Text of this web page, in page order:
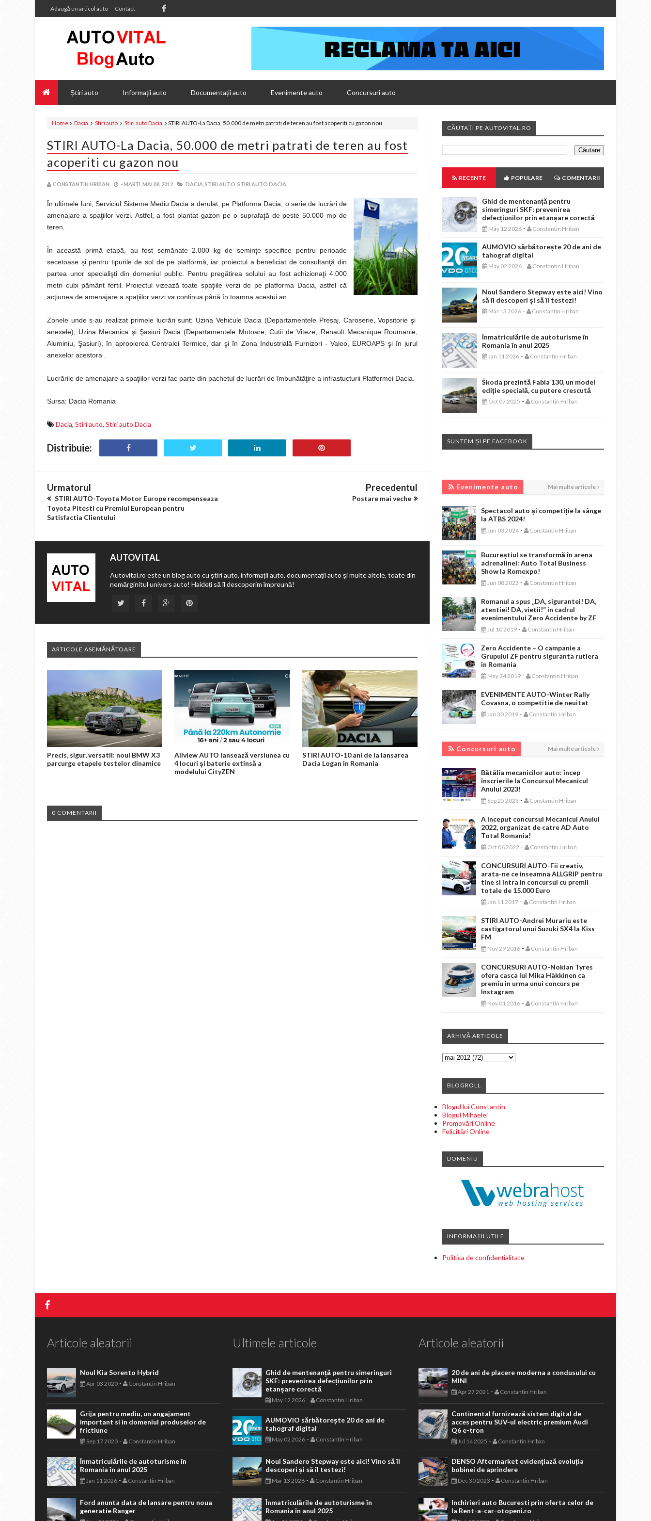
Adaugă un articol auto Contact
Știri auto Informații auto Documentații auto Evenimente auto Concursuri auto
Home Dacia Stiri auto Stiri auto Dacia STIRI AUTO-La Dacia, 50.000 de metri patrati de teren au fost acoperiti cu gazon nou
STIRI AUTO-La Dacia, 50.000 de metri patrati de teren au fost
acoperiti cu gazon nou
CONSTANTIN HRIBAN -MARȚI, MAI 08, 2012 DACIA, STIRI AUTO, STIRI AUTO DACIA,
În ultimele luni, Serviciul Sisteme Mediu Dacia a derulat, pe Platforma Dacia, o serie de lucrări de
amenajare a spaţiilor verzi. Astfel, a fost plantat gazon pe o suprafaţă de peste 50.000 mp de
teren.
În această primă etapă, au fost semănate 2.000 kg de seminţe specifice pentru perioade
secetoase şi pentru tipurile de sol de pe platformă, iar proiectul a beneficiat de consultanţă din
partea unor specialişti din domeniul public. Pentru pregătirea solului au fost achizionaţi 4.000
metri cubi pământ fertil. Proiectul vizează toate spaţiile verzi de pe platforma Dacia, astfel că
acţiunea de amenajare a spaţiilor verzi va continua până în toamna acestui an.
Zonele unde s-au realizat primele lucrări sunt: Uzina Vehicule Dacia (Departamentele Presaj, Caroserie, Vopsitorie şi
anexele), Uzina Mecanica şi Şasiuri Dacia (Departamentele Motoare, Cutii de Viteze, Renault Mecanique Roumanie,
Aluminiu, Şasiuri), în apropierea Centralei Termice, dar şi în Zona Industrială Furnizori - Valeo, EUROAPS şi în jurul
anexelor acestora .
Lucrările de amenajare a spaţiilor verzi fac parte din pachetul de lucrări de îmbunătăţire a infrastucturii Platformei Dacia.
Sursa: Dacia Romania
Dacia, Stiri auto, Stiri auto Dacia
Distribuie:
Urmatorul
STIRI AUTO-Toyota Motor Europe recompenseaza
Toyota Pitesti cu Premiul European pentru
Satisfactia Clientului
Precedentul
Postare mai veche
AUTOVITAL
Autovital.ro este un blog auto cu știri auto, informații auto, documentații auto și multe altele, toate din
nemărginitul univers auto! Haideți să îl descoperim împreună!
ARTICOLE ASEMĂNĂTOARE
Precis, sigur, versatil: noul BMW X3
parcurge etapele testelor dinamice
Allview AUTO lansează versiunea cu
4 locuri și baterie extinsă a
modelului CityZEN
STIRI AUTO-10 ani de la lansarea
Dacia Logan in Romania
0 COMENTARII
CĂUTAȚI PE AUTOVITAL.RO
RECENTE POPULARE COMENTARII
Ghid de mentenanță pentru
simeringuri SKF: prevenirea
defecțiunilor prin etanșare corectă
May 12 2026 - Constantin Hriban
AUMOVIO sărbătorește 20 de ani de
tahograf digital
May 02 2026 - Constantin Hriban
Noul Sandero Stepway este aici! Vino
să îl descoperi și să îl testezi!
Mar 13 2026 - Constantin Hriban
Înmatriculările de autoturisme în
Romania în anul 2025
Jan 11 2026 - Constantin Hriban
Škoda prezintă Fabia 130, un model
ediție specială, cu putere crescută
Oct 07 2025 - Constantin Hriban
SUNTEM ȘI PE FACEBOOK
Evenimente auto Mai multe articole
Spectacol auto și competiție la sânge
la ATBS 2024!
Jun 03 2024 - Constantin Hriban
Bucureștiul se transformă în arena
adrenalinei: Auto Total Business
Show la Romexpo!
Jun 08 2023 - Constantin Hriban
Romanul a spus „DA, sigurantei! DA,
atentiei! DA, vietii!” in cadrul
evenimentului Zero Accidente by ZF
Jul 10 2019 - Constantin Hriban
Zero Accidente – O campanie a
Grupului ZF pentru siguranta rutiera
in Romania
May 24 2019 - Constantin Hriban
EVENIMENTE AUTO-Winter Rally
Covasna, o competitie de neuitat
Jan 30 2019 - Constantin Hriban
Concursuri auto Mai multe articole
Bătălia mecanicilor auto: încep
înscrierile la Concursul Mecanicul
Anului 2023!
Sep 25 2023 - Constantin Hriban
A inceput concursul Mecanicul Anului
2022, organizat de catre AD Auto
Total Romania!
Oct 06 2022 - Constantin Hriban
CONCURSURI AUTO-Fii creativ,
arata-ne ce inseamna ALLGRIP pentru
tine si intra in concursul cu premii
totale de 15.000 Euro
Jan 11 2017 - Constantin Hriban
STIRI AUTO-Andrei Murariu este
castigatorul unui Suzuki SX4 la Kiss
FM
Nov 29 2016 - Constantin Hriban
CONCURSURI AUTO-Nokian Tyres
ofera casca lui Mika Häkkinen ca
premiu in urma unui concurs pe
Instagram
Nov 01 2016 - Constantin Hriban
ARHIVĂ ARTICOLE
BLOGROLL
Blogul lui Constantin
Blogul Mihaelei
Promovări Online
Felicitări Online
DOMENIU
INFORMAȚII UTILE
Politica de confidențialitate
Articole aleatorii
Noul Kia Sorento Hybrid
Apr 03 2020 - Constantin Hriban
Grija pentru mediu, un angajament
important si in domeniul produselor de
frictiune
Sep 17 2020 - Constantin Hriban
Înmatriculările de autoturisme în
Romania în anul 2025
Jan 11 2026 - Constantin Hriban
Ford anunta data de lansare pentru noua
generatie Ranger
Ultimele articole
Ghid de mentenanță pentru simeringuri
SKF: prevenirea defecțiunilor prin
etanșare corectă
May 12 2026 - Constantin Hriban
AUMOVIO sărbătorește 20 de ani de
tahograf digital
May 02 2026 - Constantin Hriban
Noul Sandero Stepway este aici! Vino să îl
descoperi și să îl testezi!
Mar 13 2026 - Constantin Hriban
Înmatriculările de autoturisme în
Romania în anul 2025
Articole aleatorii
20 de ani de placere moderna a condusului cu
MINI
Apr 27 2021 - Constantin Hriban
Continental furnizează sistem digital de
acces pentru SUV-ul electric premium Audi
Q6 e-tron
Jul 14 2025 - Constantin Hriban
DENSO Aftermarket evidențiază evoluția
bobinei de aprindere
Dec 30 2023 - Constantin Hriban
Inchirieri auto Bucuresti prin oferta celor de
la Rent-a-car-otopeni.ro